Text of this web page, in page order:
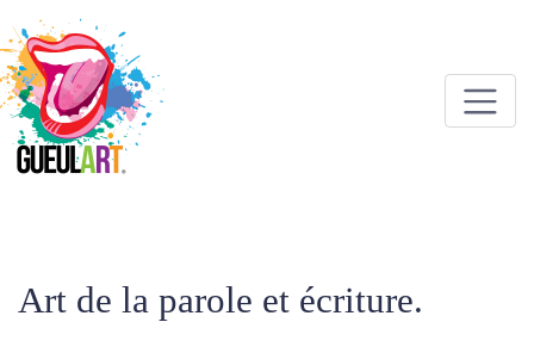
Art de la parole et écriture.